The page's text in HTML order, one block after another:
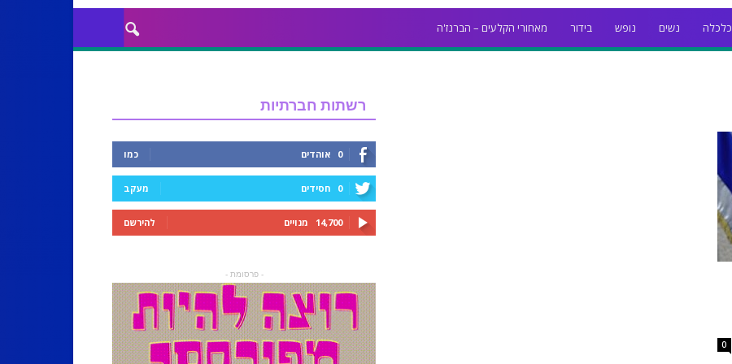
כלכלה נשים נופש בידור מאחורי הקלעים – הברנז'ה
0
רשתות חברתיות
0 אוהדים כמו
0 חסידים מעקב
14,700 מנויים להירשם
- פרסומת -